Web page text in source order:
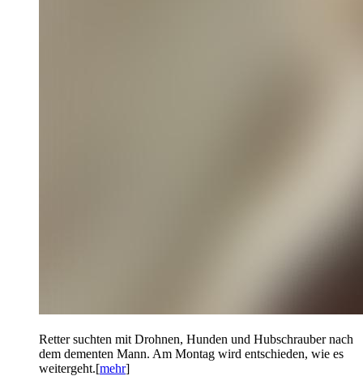
Retter suchten mit Drohnen, Hunden und Hubschrauber nach
dem dementen Mann. Am Montag wird entschieden, wie es
weitergeht.[mehr]